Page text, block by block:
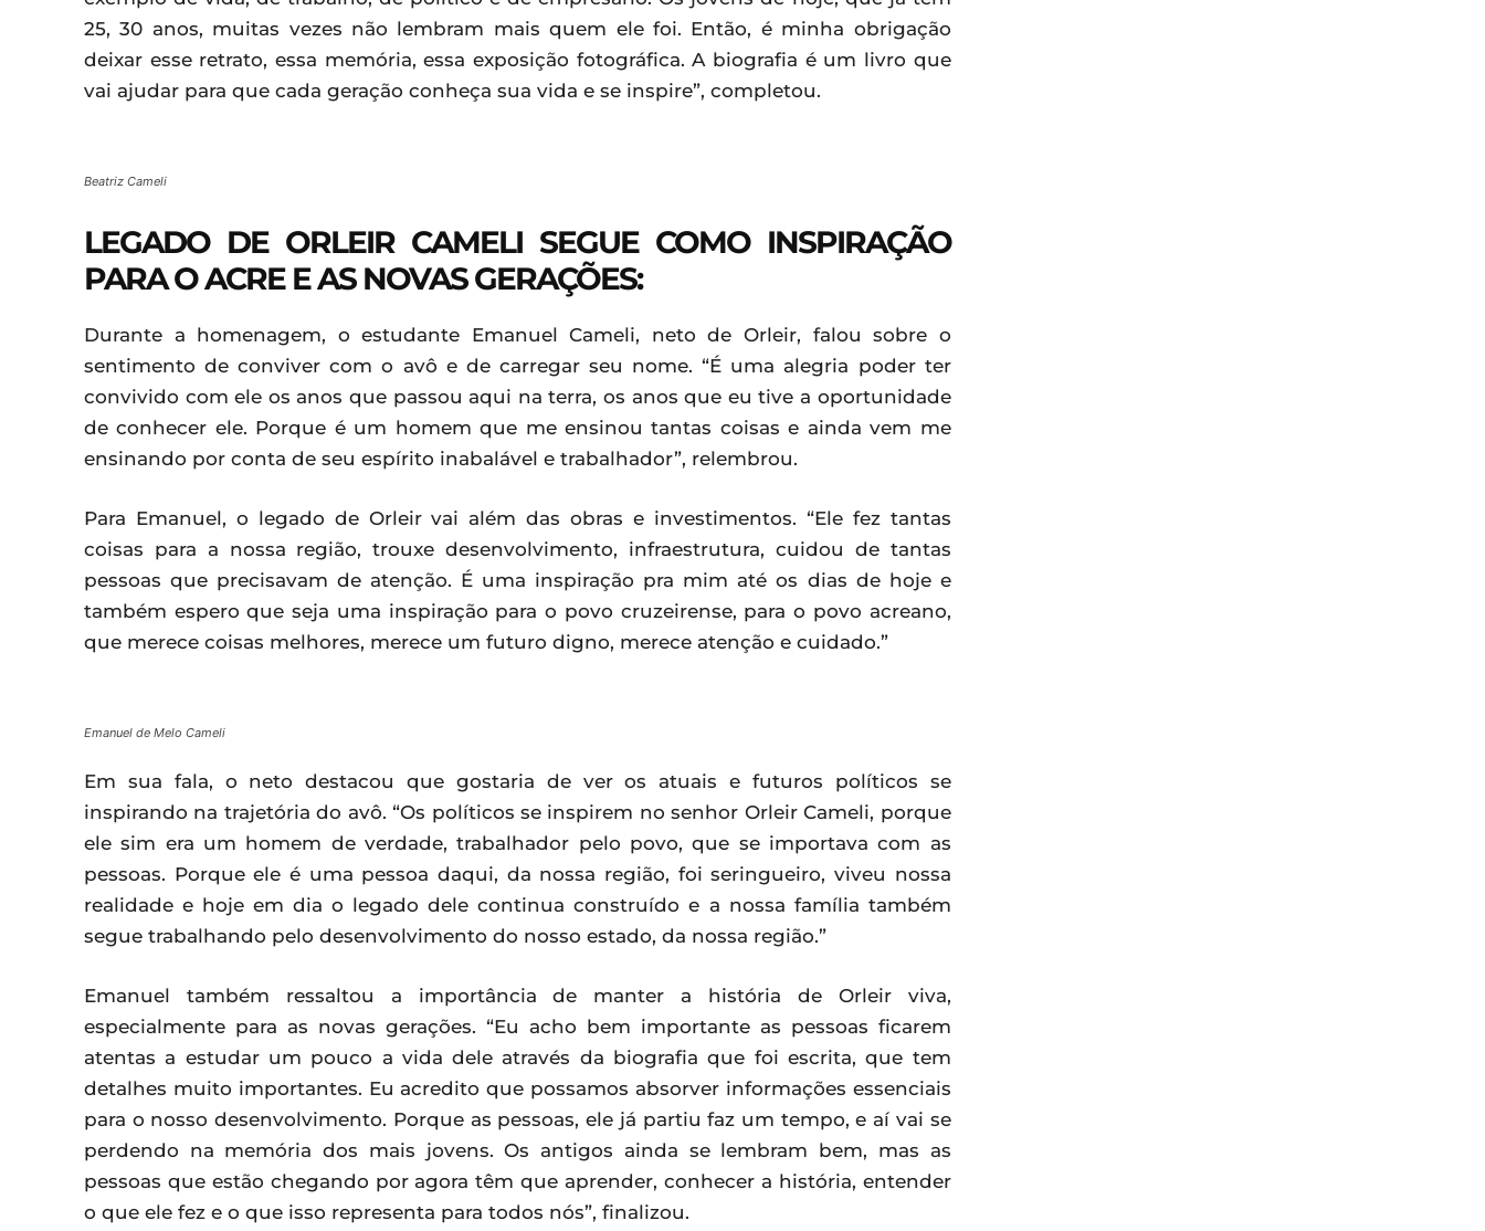
25, 30 anos, muitas vezes não lembram mais quem ele foi. Então, é minha obrigação
deixar esse retrato, essa memória, essa exposição fotográfica. A biografia é um livro que
vai ajudar para que cada geração conheça sua vida e se inspire”, completou.
Beatriz Cameli
LEGADO DE ORLEIR CAMELI SEGUE COMO INSPIRAÇÃO
PARA O ACRE E AS NOVAS GERAÇÕES:
Durante a homenagem, o estudante Emanuel Cameli, neto de Orleir, falou sobre o
sentimento de conviver com o avô e de carregar seu nome. “É uma alegria poder ter
convivido com ele os anos que passou aqui na terra, os anos que eu tive a oportunidade
de conhecer ele. Porque é um homem que me ensinou tantas coisas e ainda vem me
ensinando por conta de seu espírito inabalável e trabalhador”, relembrou.
Para Emanuel, o legado de Orleir vai além das obras e investimentos. “Ele fez tantas
coisas para a nossa região, trouxe desenvolvimento, infraestrutura, cuidou de tantas
pessoas que precisavam de atenção. É uma inspiração pra mim até os dias de hoje e
também espero que seja uma inspiração para o povo cruzeirense, para o povo acreano,
que merece coisas melhores, merece um futuro digno, merece atenção e cuidado.”
Emanuel de Melo Cameli
Em sua fala, o neto destacou que gostaria de ver os atuais e futuros políticos se
inspirando na trajetória do avô. “Os políticos se inspirem no senhor Orleir Cameli, porque
ele sim era um homem de verdade, trabalhador pelo povo, que se importava com as
pessoas. Porque ele é uma pessoa daqui, da nossa região, foi seringueiro, viveu nossa
realidade e hoje em dia o legado dele continua construído e a nossa família também
segue trabalhando pelo desenvolvimento do nosso estado, da nossa região.”
Emanuel também ressaltou a importância de manter a história de Orleir viva,
especialmente para as novas gerações. “Eu acho bem importante as pessoas ficarem
atentas a estudar um pouco a vida dele através da biografia que foi escrita, que tem
detalhes muito importantes. Eu acredito que possamos absorver informações essenciais
para o nosso desenvolvimento. Porque as pessoas, ele já partiu faz um tempo, e aí vai se
perdendo na memória dos mais jovens. Os antigos ainda se lembram bem, mas as
pessoas que estão chegando por agora têm que aprender, conhecer a história, entender
o que ele fez e o que isso representa para todos nós”, finalizou.